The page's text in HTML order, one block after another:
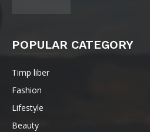
POPULAR CATEGORY
Timp liber
Fashion
Lifestyle
Beauty